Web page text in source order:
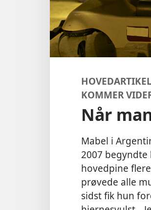
KOMMER
Når
Mabel i
2007
hovedpine
prøvede alle
sidst fik hun